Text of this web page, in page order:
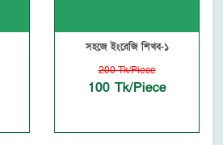
সহজে ইংরেজি শিখব-১
200 Tk/Piece
100 Tk/Piece